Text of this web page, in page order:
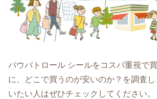
パウパトロール シールをコスパ重視で
に、どこで買うのが安いのか？を調査
いたい人はぜひチェックしてください。